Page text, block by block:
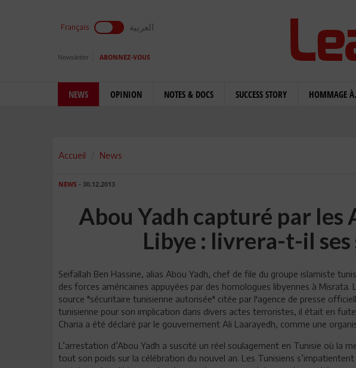
Français العربية
Newsletter ABONNEZ-VOUS
NEWS OPINION NOTES & DOCS SUCCESS STORY HOMMAGE
Accueil News
NEWS - 30.12.2013
Abou Yadh capturé par les
Libye : livrera-t-il ses
Seifallah Ben Hassine, alias Abou Yadh, chef de file du groupe islamiste
des forces américaines appuyées par des homologues libyennes à
source "sécuritaire tunisienne autorisée" citée par l'agence de presse
tunisienne pour son implication dans divers actes terroristes, il était en
Charia a été déclaré par le gouvernement Ali Laarayedh, comme une
L’arrestation d’Abou Yadh a suscité un réel soulagement en Tunisie où la
tout son poids sur la célébration du nouvel an. Les Tunisiens s’impatientent